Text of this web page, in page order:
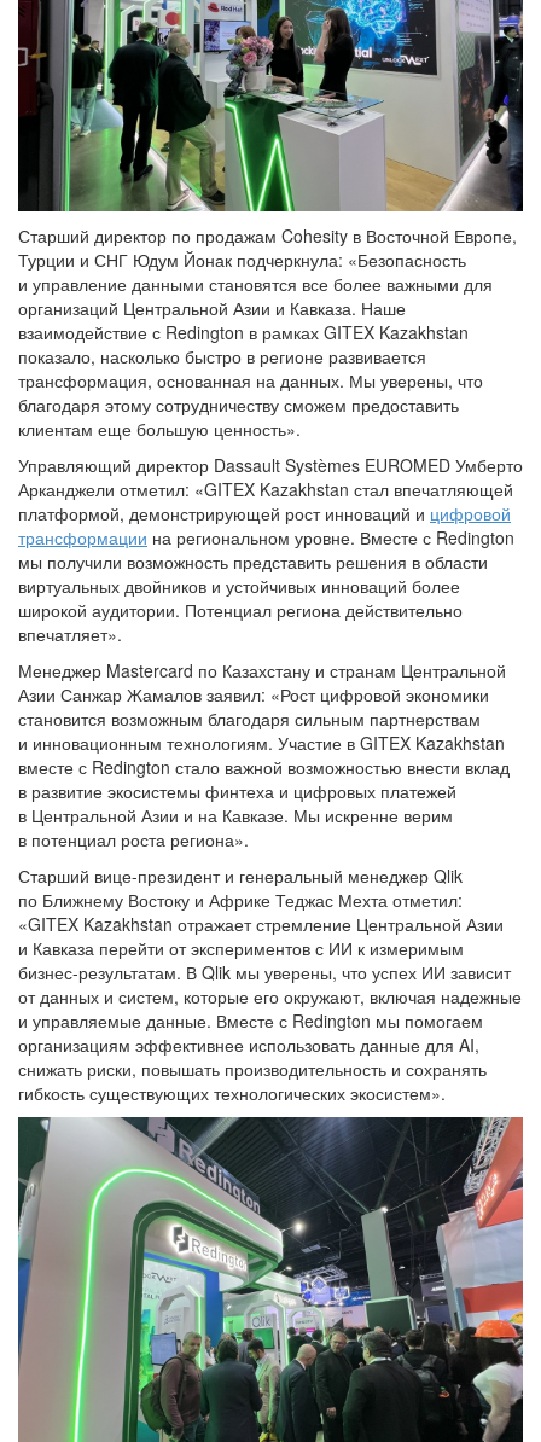
Старший директор по продажам Cohesity в Восточной Европе,
Турции и СНГ Юдум Йонак подчеркнула: «Безопасность
и управление данными становятся все более важными для
организаций Центральной Азии и Кавказа. Наше
взаимодействие с Redington в рамках GITEX Kazakhstan
показало, насколько быстро в регионе развивается
трансформация, основанная на данных. Мы уверены, что
благодаря этому сотрудничеству сможем предоставить
клиентам еще большую ценность».
Управляющий директор Dassault Systèmes EUROMED Умберто
Арканджели отметил: «GITEX Kazakhstan стал впечатляющей
платформой, демонстрирующей рост инноваций и цифровой
трансформации на региональном уровне. Вместе с Redington
мы получили возможность представить решения в области
виртуальных двойников и устойчивых инноваций более
широкой аудитории. Потенциал региона действительно
впечатляет».
Менеджер Mastercard по Казахстану и странам Центральной
Азии Санжар Жамалов заявил: «Рост цифровой экономики
становится возможным благодаря сильным партнерствам
и инновационным технологиям. Участие в GITEX Kazakhstan
вместе с Redington стало важной возможностью внести вклад
в развитие экосистемы финтеха и цифровых платежей
в Центральной Азии и на Кавказе. Мы искренне верим
в потенциал роста региона».
Старший вице-президент и генеральный менеджер Qlik
по Ближнему Востоку и Африке Теджас Мехта отметил:
«GITEX Kazakhstan отражает стремление Центральной Азии
и Кавказа перейти от экспериментов с ИИ к измеримым
бизнес-результатам. В Qlik мы уверены, что успех ИИ зависит
от данных и систем, которые его окружают, включая надежные
и управляемые данные. Вместе с Redington мы помогаем
организациям эффективнее использовать данные для AI,
снижать риски, повышать производительность и сохранять
гибкость существующих технологических экосистем».